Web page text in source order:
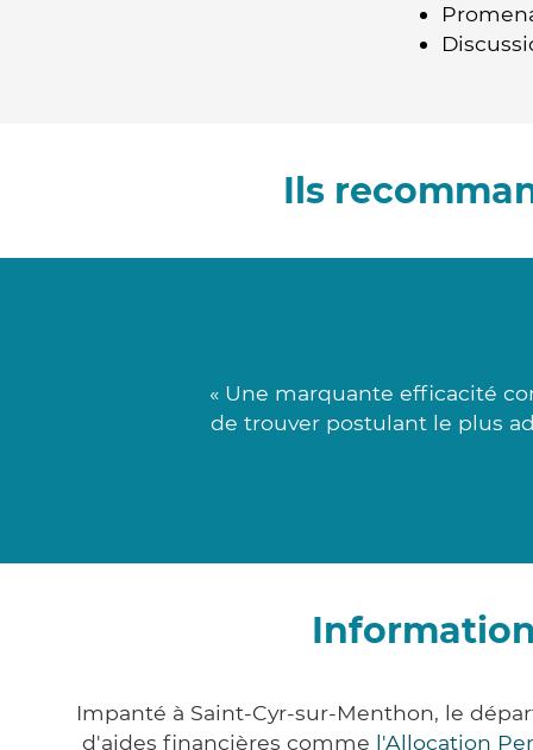
Ils
« Une marquante efficacité
de trouver postulant le plus
Impanté à Saint-Cyr-sur-Menthon, le
d'aides financières comme l'Allocation